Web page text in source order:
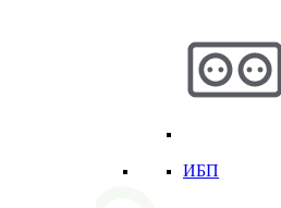
ИБП